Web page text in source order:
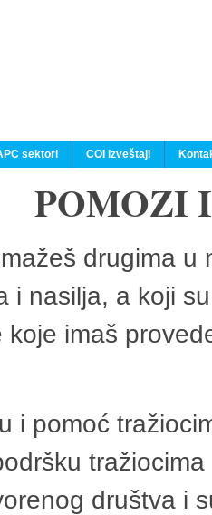
sektori COI izveštaji
POMOZI
drugima
i nasilja, a koji
koje imaš
i pomoć
društva i